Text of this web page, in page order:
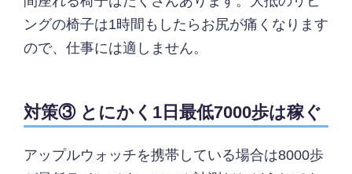
ングの椅子は1時間もしたらお尻が痛くなります
ので、仕事には適しません。
対策③ とにかく1日最低7000歩は稼ぐ
アップルウォッチを携帯している場合は8000歩